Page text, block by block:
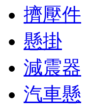
擠壓件
懸掛
減震器
汽車懸